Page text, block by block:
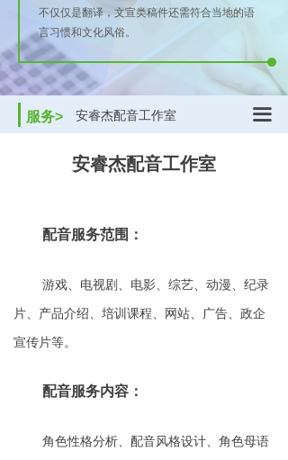
产品推广
ꁣ 经验分享
ꁣ 行业资讯
不仅仅是翻译，文宣类稿件还需符合当地的语
言习惯和文化风俗。
配音服务范围：
游戏、电视剧、电影、综艺、动漫、纪录
片、产品介绍、培训课程、网站、广告、政企
宣传片等。
配音服务内容：
角色性格分析、 配音风格设计、 角色母语
끀
配音
美术
字幕
人工智能数据服务
服务> 安睿杰配音工作室
安睿杰配音工作室
配音
美术
字幕
信息技术行业
能源石化行业